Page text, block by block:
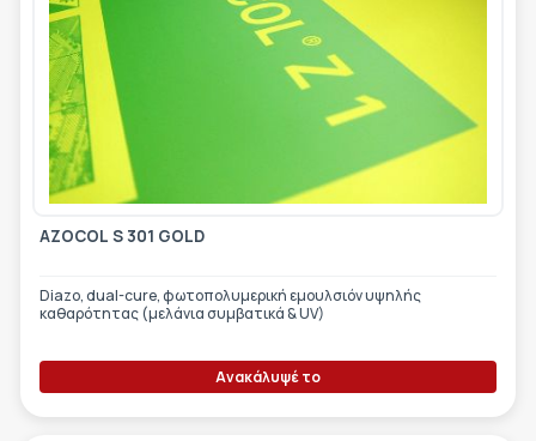
AZOCOL S 301 GOLD
Diazo, dual-cure, φωτοπολυμερική εμουλσιόν υψηλής
καθαρότητας (μελάνια συμβατικά & UV)
Ανακάλυψέ το